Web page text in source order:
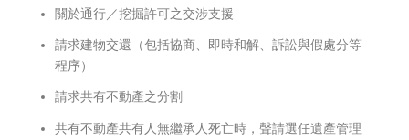
關於通行／挖掘許可之交涉支援
請求建物交還（包括協商、即時和解、訴訟與假處分等
程序）
請求共有不動產之分割
共有不動產共有人無繼承人死亡時，聲請選任遺產管理